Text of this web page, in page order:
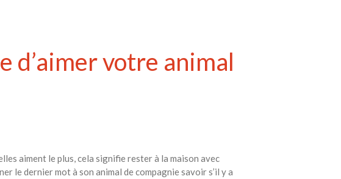
d’aimer votre animal
aiment le plus, cela signifie rester à la maison avec
le dernier mot à son animal de compagnie savoir s’il y a